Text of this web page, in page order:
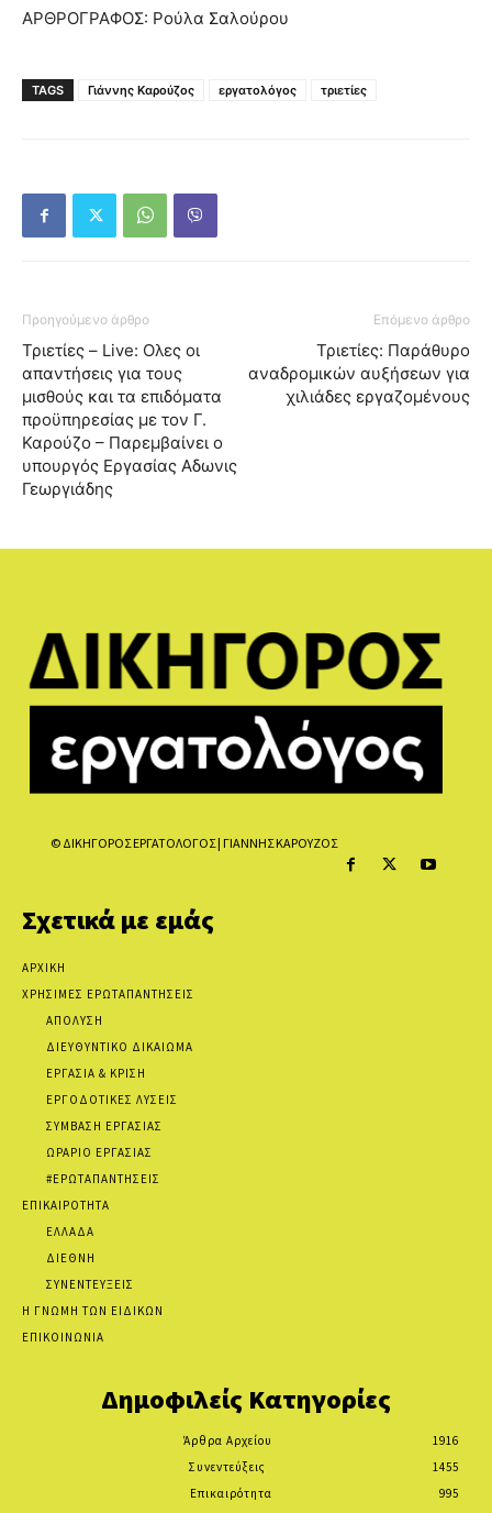
ΑΡΘΡΟΓΡΑΦΟΣ: Ρούλα Σαλούρου
TAGS Γιάννης Καρούζος εργατολόγος τριετίες
Προηγούμενο άρθρο
Τριετίες – Live: Ολες οι
απαντήσεις για τους
μισθούς και τα επιδόματα
προϋπηρεσίας με τον Γ.
Καρούζο – Παρεμβαίνει ο
υπουργός Εργασίας Αδωνις
Γεωργιάδης
Επόμενο άρθρο
Τριετίες: Παράθυρο
αναδρομικών αυξήσεων για
χιλιάδες εργαζομένους
© ΔΙΚΗΓΟΡΟΣ ΕΡΓΑΤΟΛΟΓΟΣ | ΓΙΑΝΝΗΣ ΚΑΡΟΥΖΟΣ
Σχετικά με εμάς
ΑΡΧΙΚΗ
ΧΡΗΣΙΜΕΣ ΕΡΩΤΑΠΑΝΤΗΣΕΙΣ
ΑΠΟΛΥΣΗ
ΔΙΕΥΘΥΝΤΙΚΟ ΔΙΚΑΙΩΜΑ
ΕΡΓΑΣΙΑ & ΚΡΙΣΗ
ΕΡΓΟΔΟΤΙΚΕΣ ΛΥΣΕΙΣ
ΣΥΜΒΑΣΗ ΕΡΓΑΣΙΑΣ
ΩΡΑΡΙΟ ΕΡΓΑΣΙΑΣ
#ΕΡΩΤΑΠΑΝΤΗΣΕΙΣ
ΕΠΙΚΑΙΡΟΤΗΤΑ
ΕΛΛΑΔΑ
ΔΙΕΘΝΗ
ΣΥΝΕΝΤΕΥΞΕΙΣ
Η ΓΝΩΜΗ ΤΩΝ ΕΙΔΙΚΩΝ
ΕΠΙΚΟΙΝΩΝΙΑ
Δημοφιλείς Κατηγορίες
Άρθρα Αρχείου
1916
Συνεντεύξεις
1455
Επικαιρότητα
995